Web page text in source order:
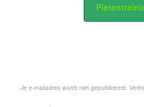
Je e-mailadres wordt niet gepubliceerd.